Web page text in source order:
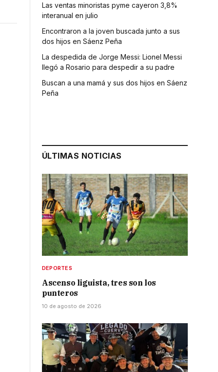
Las ventas minoristas pyme cayeron 3,8%
interanual en julio
Encontraron a la joven buscada junto a sus
dos hijos en Sáenz Peña
La despedida de Jorge Messi: Lionel Messi
llegó a Rosario para despedir a su padre
Buscan a una mamá y sus dos hijos en Sáenz
Peña
ÚLTIMAS NOTICIAS
DEPORTES
Ascenso liguista, tres son los
punteros
10 de agosto de 2026